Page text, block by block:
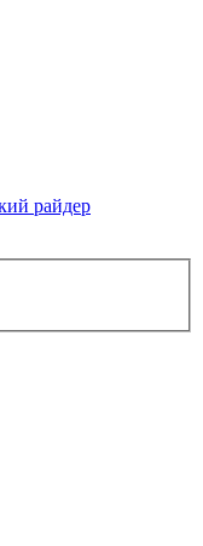
райдер